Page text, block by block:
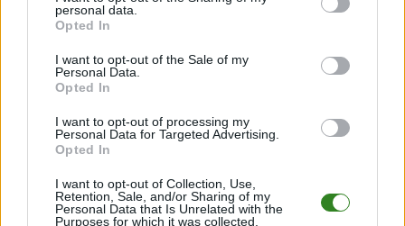
grant or deny consent to Google and its third-party tags to
use your data for below specified purposes in below Google
consent section.
personal data.
Opted In
I want to opt-out of the Sale of my
Personal Data.
Opted In
I want to opt-out of processing my
Personal Data for Targeted Advertising.
Opted In
I want to opt-out of Collection, Use,
Retention, Sale, and/or Sharing of my
Personal Data that Is Unrelated with the
Purposes for which it was collected.
terminach meczów, wynikach, transferach i newsach klubowych
PodkarpacieLive.pl to największa baza
bądź na bieżąco z wydarzeniami z boisk!
Analiza przed meczem: Piast Wolica Piaskowa vs Gród
Piast Wolica Piaskowa - Gród Będziemyśl
odbędzie się w
ramach 1. kolejki - Dębica > Klasa B, gr. I. Spotkanie zostanie rozegrane w
Piast Wolica Piaskowaprzystępuje do tego spotkania w roli
gospodarza. Jak drużyna radzi sobie w sezonie 2025/2026 rozgrywek